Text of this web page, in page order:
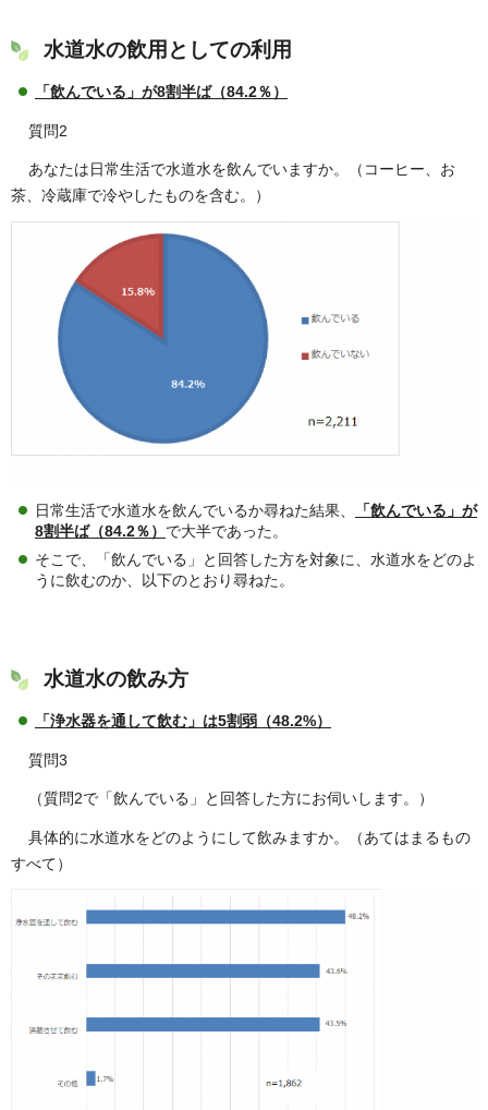
水道水の飲用としての利用
「飲んでいる」が8割半ば（84.2％）
質問2
あなたは日常生活で水道水を飲んでいますか。（コーヒー、お
茶、冷蔵庫で冷やしたものを含む。）
日常生活で水道水を飲んでいるか尋ねた結果、
「飲んでいる」が
8割半ば（84.2％） で大半であった。
そこで、「飲んでいる」と回答した方を対象に、水道水をどのよ
うに飲むのか、以下のとおり尋ねた。
水道水の飲み方
「浄水器を通して飲む」は5割弱（48.2%）
質問3
（質問2で「飲んでいる」と回答した方にお伺いします。）
具体的に水道水をどのようにして飲みますか。（あてはまるもの
すべて）